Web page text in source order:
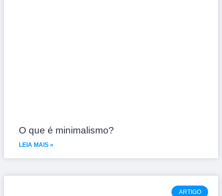
O que é minimalismo?
LEIA MAIS »
ARTIGO